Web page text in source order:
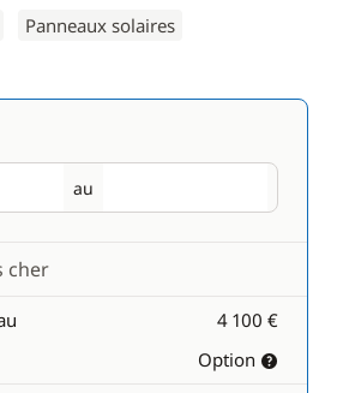
Panneaux solaires
au
Retour
cher
4 100 €
Option